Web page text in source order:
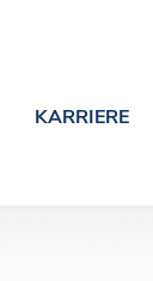
KARRIERE